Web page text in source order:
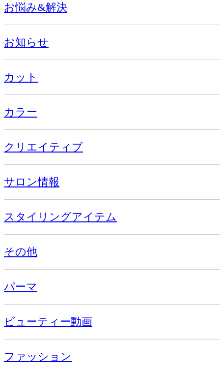
お悩み&解決
お知らせ
カット
カラー
クリエイティブ
サロン情報
スタイリングアイテム
その他
パーマ
ビューティー動画
ファッション